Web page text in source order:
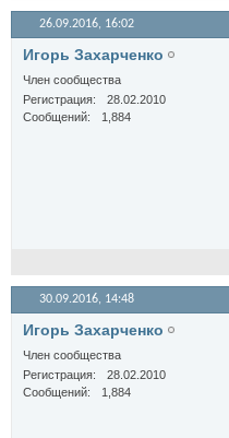
26.09.2016, 16:02
Игорь Захарченко
Член сообщества
Регистрация
28.02.2010
Сообщений
1,884
30.09.2016, 14:48
Игорь Захарченко
Член сообщества
Регистрация
28.02.2010
Сообщений
1,884